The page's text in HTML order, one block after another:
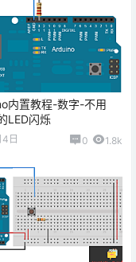
内置教程-数字-不用
LED闪烁
日 0 1.8k